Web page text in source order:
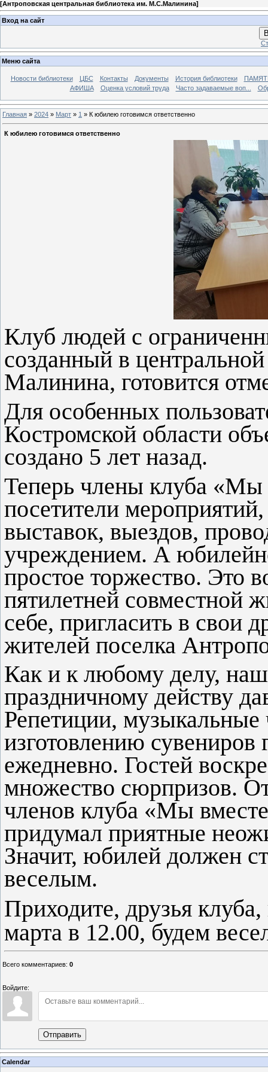
[Антроповская центральная библиотека им. М.С.Малинина]
Вход на сайт
Меню сайта
Новости библиотеки ЦБС Контакты Документы История библиотеки
АФИША
Оценка условий труда Часто задаваемые воп...
Главная » 2024 » Март » 1 » К юбилею готовимся ответственно
К юбилею готовимся ответственно
Клуб людей с
созданный в
Малинина, готовится
Для особенных
Костромской области
создано 5 лет назад.
Теперь члены клуба «Мы
посетители
выставок, выездов,
учреждением. А
простое торжество. Это
пятилетней совместной
себе, пригласить в свои
жителей поселка
Как и к любому делу,
праздничному действу
Репетиции,
изготовлению сувениров
ежедневно. Гостей
множество сюрпризов.
членов клуба «Мы
придумал приятные
Значит, юбилей должен
веселым.
Приходите, друзья
марта в 12.00, будем
Всего комментариев: 0
Войдите:
Отправить
Calendar